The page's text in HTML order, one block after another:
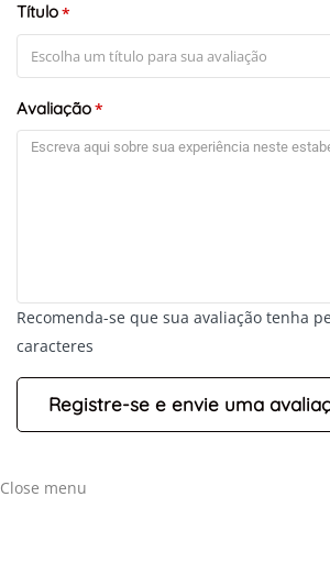
Título*
Avaliação*
Recomenda-se que sua avaliação tenha
caracteres
Close menu